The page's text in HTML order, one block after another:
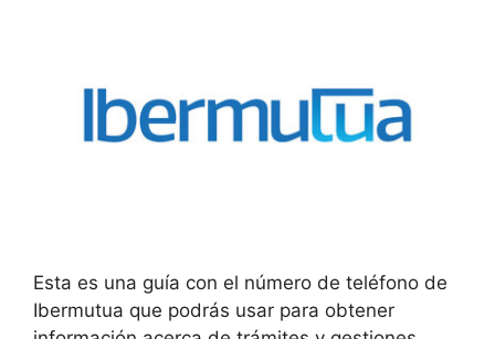
Esta es una guía con el número de teléfono de
Ibermutua que podrás usar para obtener